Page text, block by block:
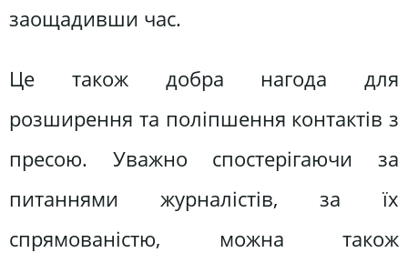
заощадивши час.
Це також добра нагода для
розширення та поліпшення контактів з
пресою. Уважно спостерігаючи за
питаннями журналістів, за їх
спрямованістю, можна також